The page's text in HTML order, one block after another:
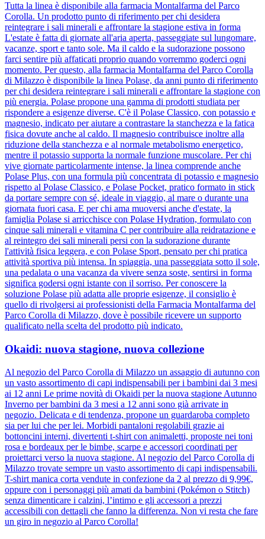
Tutta la linea è disponibile alla farmacia Montalfarma del Parco
Corolla. Un prodotto punto di riferimento per chi desidera
reintegrare i sali minerali e affrontare la stagione estiva in forma
L'estate è fatta di giornate all'aria aperta, passeggiate sul lungomare,
vacanze, sport e tanto sole. Ma il caldo e la sudorazione possono
farci sentire più affaticati proprio quando vorremmo goderci ogni
momento. Per questo, alla farmacia Montalfarma del Parco Corolla
di Milazzo è disponibile la linea Polase, da anni punto di riferimento
per chi desidera reintegrare i sali minerali e affrontare la stagione con
più energia. Polase propone una gamma di prodotti studiata per
rispondere a esigenze diverse. C'è il Polase Classico, con potassio e
magnesio, indicato per aiutare a contrastare la stanchezza e la fatica
fisica dovute anche al caldo. Il magnesio contribuisce inoltre alla
riduzione della stanchezza e al normale metabolismo energetico,
mentre il potassio supporta la normale funzione muscolare. Per chi
vive giornate particolarmente intense, la linea comprende anche
Polase Plus, con una formula più concentrata di potassio e magnesio
rispetto al Polase Classico, e Polase Pocket, pratico formato in stick
da portare sempre con sé, ideale in viaggio, al mare o durante una
giornata fuori casa. E per chi ama muoversi anche d'estate, la
famiglia Polase si arricchisce con Polase Hydration, formulato con
cinque sali minerali e vitamina C per contribuire alla reidratazione e
al reintegro dei sali minerali persi con la sudorazione durante
l'attività fisica leggera, e con Polase Sport, pensato per chi pratica
attività sportiva più intensa. In spiaggia, una passeggiata sotto il sole,
una pedalata o una vacanza da vivere senza soste, sentirsi in forma
significa godersi ogni istante con il sorriso. Per conoscere la
soluzione Polase più adatta alle proprie esigenze, il consiglio è
quello di rivolgersi ai professionisti della Farmacia Montalfarma del
Parco Corolla di Milazzo, dove è possibile ricevere un supporto
qualificato nella scelta del prodotto più indicato.
Okaidi: nuova stagione, nuova collezione
Al negozio del Parco Corolla di Milazzo un assaggio di autunno con
un vasto assortimento di capi indispensabili per i bambini dai 3 mesi
ai 12 anni Le prime novità di Okaidi per la nuova stagione Autunno
Inverno per bambini da 3 mesi a 12 anni sono già arrivate in
negozio. Delicata e di tendenza, propone un guardaroba completo
sia per lui che per lei. Morbidi pantaloni regolabili grazie ai
bottoncini interni, divertenti t-shirt con animaletti, proposte nei toni
rosa e bordeaux per le bimbe, scarpe e accessori coordinati per
proiettarci verso la nuova stagione. Al negozio del Parco Corolla di
Milazzo trovate sempre un vasto assortimento di capi indispensabili.
T-shirt manica corta vendute in confezione da 2 al prezzo di 9,99€,
oppure con i personaggi più amati da bambini (Pokémon o Stitch)
senza dimenticare i calzini, l’intimo e gli accessori a prezzi
accessibili con dettagli che fanno la differenza. Non vi resta che fare
un giro in negozio al Parco Corolla!